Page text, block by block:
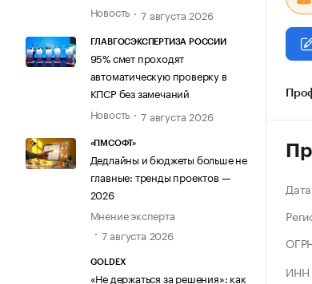
Новость
7 августа 2026
ГЛАВГОСЭКСПЕРТИЗА РОССИИ
95% смет проходят
автоматическую проверку в
КПСР без замечаний
Новость
7 августа 2026
«ПМСОФТ»
Дедлайны и бюджеты больше не
главные: тренды проектов —
2026
Мнение эксперта
7 августа 2026
GOLDEX
«Не держаться за решения»: как
ИНН